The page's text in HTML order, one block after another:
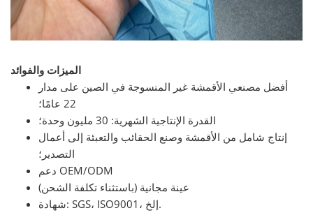
الميزات والفوائد
أفضل مصنعي الأقمشة غير المنسوجة في الصين على مدار
22 عامًا؛
القدرة الإنتاجية الشهرية: 30 مليون وحدة؛
إنتاج شامل من الأقمشة وصنع الحقائب والتعبئة إلى أعمال
التصدير؛
دعم OEM/ODM
عينة مجانية (باستثناء تكلفة الشحن)
شهادة: SGS، ISO9001، إلخ.